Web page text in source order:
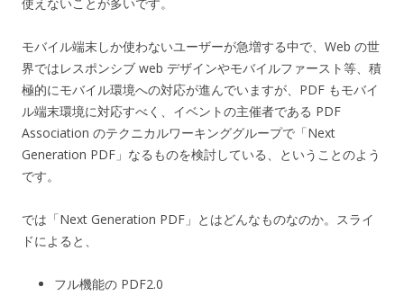
使えないことが多いです。
モバイル端末しか使わないユーザーが急増する中で、Web の世
界ではレスポンシブ web デザインやモバイルファースト等、積
極的にモバイル環境への対応が進んでいますが、PDF もモバイ
ル端末環境に対応すべく、イベントの主催者である PDF
Association のテクニカルワーキンググループで「Next
Generation PDF」なるものを検討している、ということのよう
です。
では「Next Generation PDF」とはどんなものなのか。スライ
ドによると、
フル機能の PDF2.0